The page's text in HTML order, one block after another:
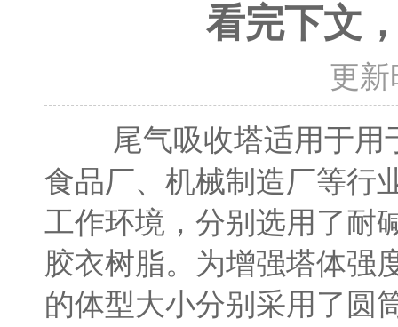
看完下文
更新
尾气吸收塔适用于用
食品厂、机械制造厂等行
工作环境，分别选用了耐
胶衣树脂。为增强塔体强
的体型大小分别采用了圆